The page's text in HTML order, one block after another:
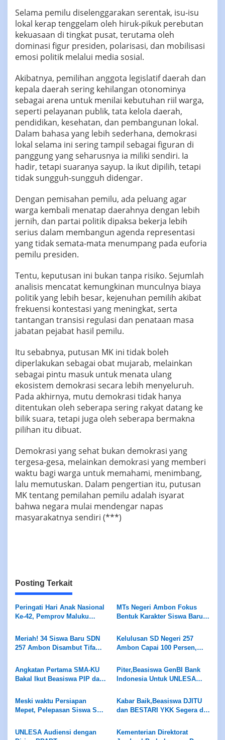
Selama pemilu diselenggarakan serentak, isu-isu
lokal kerap tenggelam oleh hiruk-pikuk perebutan
kekuasaan di tingkat pusat, terutama oleh
dominasi figur presiden, polarisasi, dan mobilisasi
emosi politik melalui media sosial.
Akibatnya, pemilihan anggota legislatif daerah dan
kepala daerah sering kehilangan otonominya
sebagai arena untuk menilai kebutuhan riil warga,
seperti pelayanan publik, tata kelola daerah,
pendidikan, kesehatan, dan pembangunan lokal.
Dalam bahasa yang lebih sederhana, demokrasi
lokal selama ini sering tampil sebagai figuran di
panggung yang seharusnya ia miliki sendiri. Ia
hadir, tetapi suaranya sayup. Ia ikut dipilih, tetapi
tidak sungguh-sungguh didengar.
Dengan pemisahan pemilu, ada peluang agar
warga kembali menatap daerahnya dengan lebih
jernih, dan partai politik dipaksa bekerja lebih
serius dalam membangun agenda representasi
yang tidak semata-mata menumpang pada euforia
pemilu presiden.
Tentu, keputusan ini bukan tanpa risiko. Sejumlah
analisis mencatat kemungkinan munculnya biaya
politik yang lebih besar, kejenuhan pemilih akibat
frekuensi kontestasi yang meningkat, serta
tantangan transisi regulasi dan penataan masa
jabatan pejabat hasil pemilu.
Itu sebabnya, putusan MK ini tidak boleh
diperlakukan sebagai obat mujarab, melainkan
sebagai pintu masuk untuk menata ulang
ekosistem demokrasi secara lebih menyeluruh.
Pada akhirnya, mutu demokrasi tidak hanya
ditentukan oleh seberapa sering rakyat datang ke
bilik suara, tetapi juga oleh seberapa bermakna
pilihan itu dibuat.
Demokrasi yang sehat bukan demokrasi yang
tergesa-gesa, melainkan demokrasi yang memberi
waktu bagi warga untuk memahami, menimbang,
lalu memutuskan. Dalam pengertian itu, putusan
MK tentang pemilahan pemilu adalah isyarat
bahwa negara mulai mendengar napas
masyarakatnya sendiri (***)
Posting Terkait
Peringati Hari Anak Nasional
Ke-42, Pemprov Maluku
RANA
MTs Negeri Ambon Fokus
Bentuk Karakter Siswa Baru
Meriah! 34 Siswa Baru SDN
257 Ambon Disambut Tifa
Kelulusan SD Negeri 257
Ambon Capai 100 Persen,
Prestasi
Angkatan Pertama SMA-KU
Bakal Ikut Beasiswa PIP dan
Piter,Beasiswa GenBI Bank
Indonesia Untuk UNLESA
Meski waktu Persiapan
Mepet, Pelepasan Siswa SMA
Aman dan Lancar
Kabar Baik,Beasiswa DJITU
dan BESTARI YKK Segera di
2027
UNLESA Audiensi dengan
Kementerian Direktorat